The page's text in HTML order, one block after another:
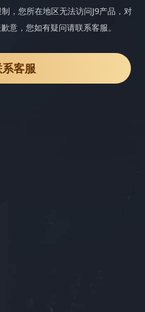
，您所在地区无法访问J9产品，对
意，您如有疑问请联系客服。
客服